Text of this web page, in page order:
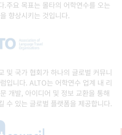
.주요 목표는 몰타의 어학연수를 오는
향상시키는 것입니다.
및 국가 협회가 하나의 글로벌 커뮤니
입니다. ALTO는 어학연수 업계 내 리
개발, 아이디어 및 정보 교환을 통해
수 있는 글로벌 플랫폼을 제공합니다.